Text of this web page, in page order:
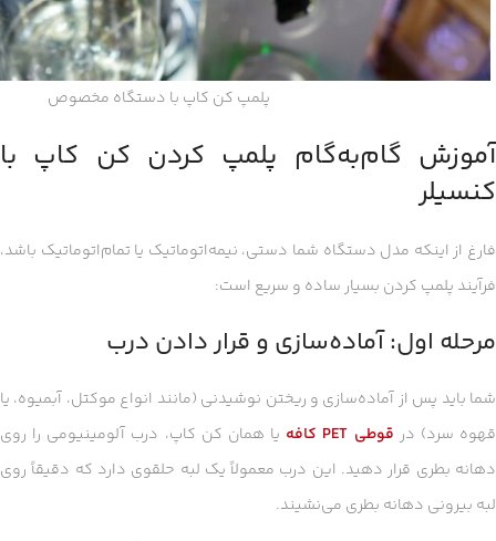
پلمپ کن کاپ با دستگاه مخصوص
آموزش گام‌به‌گام پلمپ کردن کن کاپ با
کنسیلر
فارغ از اینکه مدل دستگاه شما دستی، نیمه‌اتوماتیک یا تمام‌اتوماتیک باشد،
فرآیند پلمپ کردن بسیار ساده و سریع است:
مرحله اول: آماده‌سازی و قرار دادن درب
شما باید پس از آماده‌سازی و ریختن نوشیدنی (مانند انواع موکتل، آبمیوه، یا
قهوه سرد) در قوطی PET کافه
یا همان کن کاپ، درب آلومینیومی را روی
دهانه بطری قرار دهید. این درب معمولاً یک لبه حلقوی دارد که دقیقاً روی
لبه بیرونی دهانه بطری می‌نشیند.